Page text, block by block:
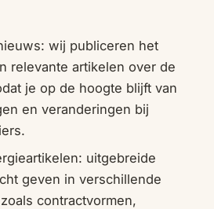
wij publiceren het
relevante artikelen over de
je op de hoogte blijft van
en veranderingen bij
uitgebreide
geven in verschillende
contractvormen,